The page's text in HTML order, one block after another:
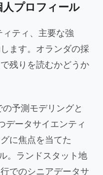
プロフィール
ティ、主要な強
ます。オランダの採
残りを読むかどうか
予測モデリングと
データサイエンティ
に焦点を当てた
。ランドスタット地
でのシニアデータサ